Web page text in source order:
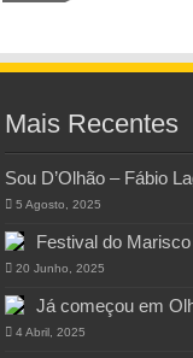
Mais Recentes
Sou D’Olhão – Fábio
5 Agosto, 2025
Festival do
20 Junho, 2025
Já começou em
4 Abril, 2025